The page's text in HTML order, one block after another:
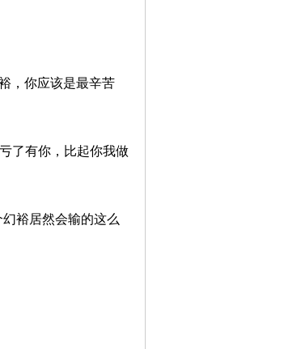
，你应该是最辛苦
了有你，比起你我做
裕居然会输的这么